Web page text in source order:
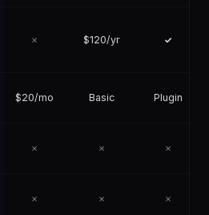
✗ $120/yr ✓
$20/mo Basic Plugin
✗ ✗ ✗
✗ ✗ ✗